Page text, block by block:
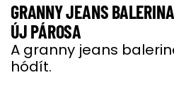
GRANNY JEANS
ÚJ PÁROSA
A granny jeans
hódít.